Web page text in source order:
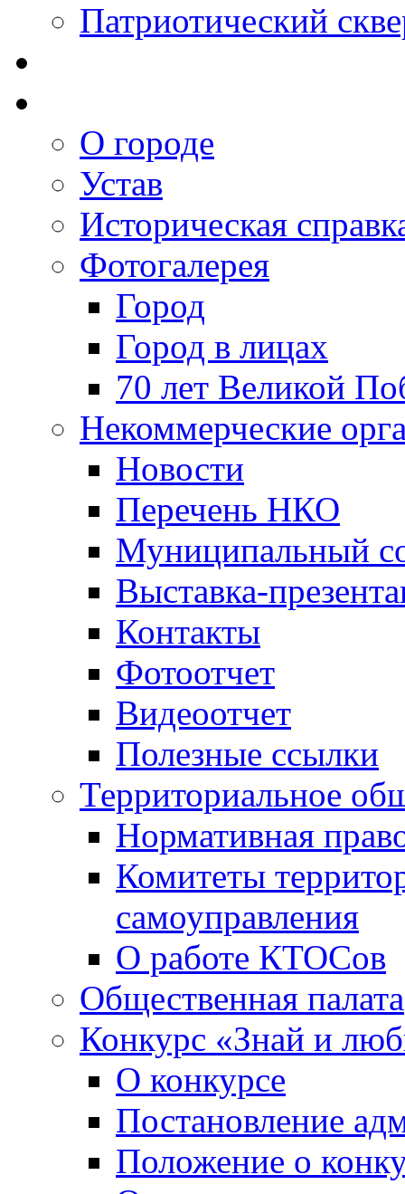
Патриотический
О городе
Устав
Историческая
Фотогалерея
Город
Город в лицах
70 лет Великой
Некоммерческие
Новости
Перечень НКО
Муниципальный
Выставка-
Контакты
Фотоотчет
Видеоотчет
Полезные ссылки
Территориальное
Нормативная
Комитеты
самоуправления
О работе КТОСов
Общественная палата
Конкурс «Знай и
О конкурсе
Постановление
Положение о